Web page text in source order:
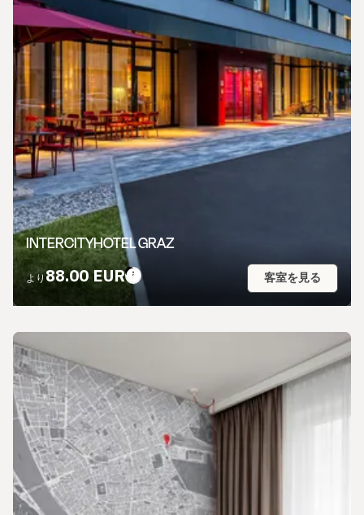
INTERCITYHOTEL GRAZ
より 88.00 EUR 客室を見る